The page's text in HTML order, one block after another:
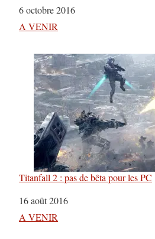
Date
6 octobre 2016
Par rapport à
A VENIR
Titanfall 2 : pas de bêta pour les PC
Date
16 août 2016
Par rapport à
A VENIR